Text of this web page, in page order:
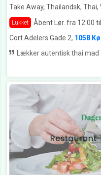
Take Away, Thailandsk, Thai,
Lukket Åbent Lør. fra 12:00
Cort Adelers Gade 2, 1058
Lækker autentisk thai mad